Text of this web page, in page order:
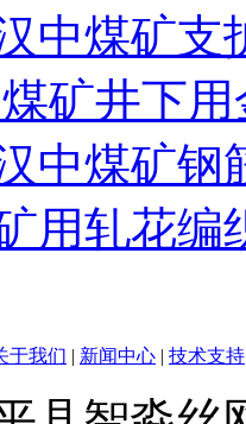
中煤矿支
矿井下
中煤矿钢
用轧花编
于我们 | 新闻中心 | 技术支持